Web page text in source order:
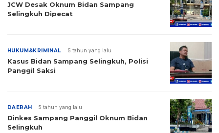
JCW Desak Oknum Bidan Sampang
Selingkuh Dipecat
HUKUM&KRIMINAL 5 tahun yang lalu
Kasus Bidan Sampang Selingkuh, Polisi
Panggil Saksi
DAERAH 5 tahun yang lalu
Dinkes Sampang Panggil Oknum Bidan
Selingkuh